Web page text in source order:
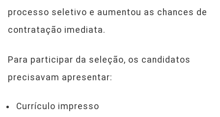
processo seletivo e aumentou as chances de
contratação imediata.
Para participar da seleção, os candidatos
precisavam apresentar:
Currículo impresso